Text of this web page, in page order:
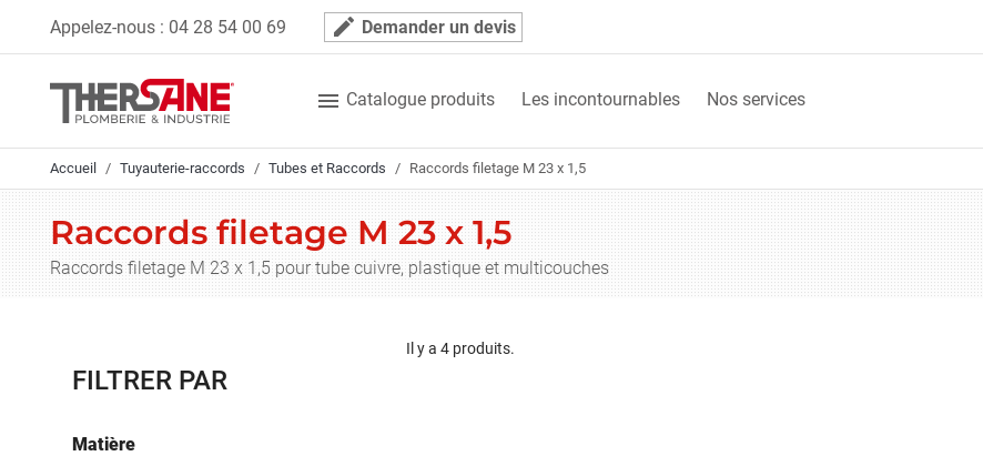
Appelez-nous : 04 28 54 00 69 mode_edit Demander un devis
 Catalogue produits Les incontournables Nos services
Accueil Tuyauterie-raccords Tubes et Raccords Raccords filetage M 23 x 1,5
Raccords filetage M 23 x 1,5
Raccords filetage M 23 x 1,5 pour tube cuivre, plastique et multicouches
FILTRER PAR
Matière
Il y a 4 produits.